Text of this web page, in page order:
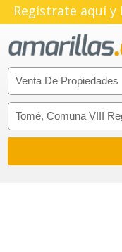
Regístrate aquí y